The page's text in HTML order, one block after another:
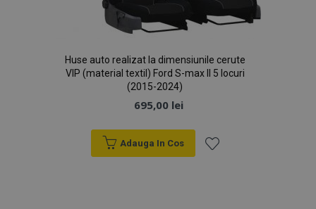
Huse auto realizat la dimensiunile cerute
VIP (material textil) Ford S-max II 5 locuri
(2015-2024)
695,00 lei
Adauga In Cos